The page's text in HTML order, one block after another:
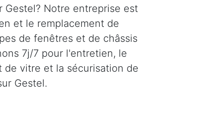
Gestel? Notre entreprise est
et le remplacement de
de fenêtres et de châssis
7j/7 pour l'entretien, le
de vitre et la sécurisation de
Gestel.